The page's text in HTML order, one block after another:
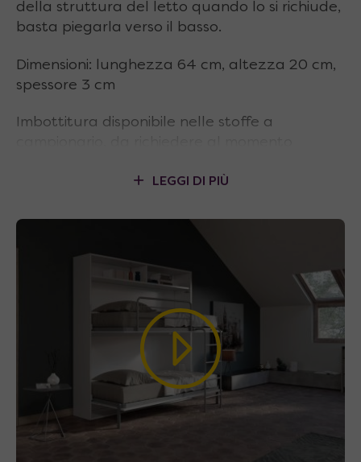
della struttura del letto quando lo si richiude,
basta piegarla verso il basso.
Dimensioni: lunghezza 64 cm, altezza 20 cm,
spessore 3 cm
Imbottitura disponibile nelle stoffe a
LEGGI DI PIÙ